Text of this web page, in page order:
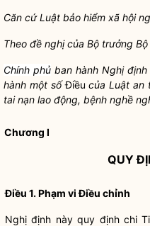
Căn cứLuật bảo hiểm xã hội
Theo đề nghị của Bộ trưởng
Chính phủban hành Nghị
hành một sốĐiều củaLuật an
tai nạn lao động, bệnh nghề
Chương I
QUY
Điều 1. Phạm vi Điều chỉnh
Nghị định này quy định chi